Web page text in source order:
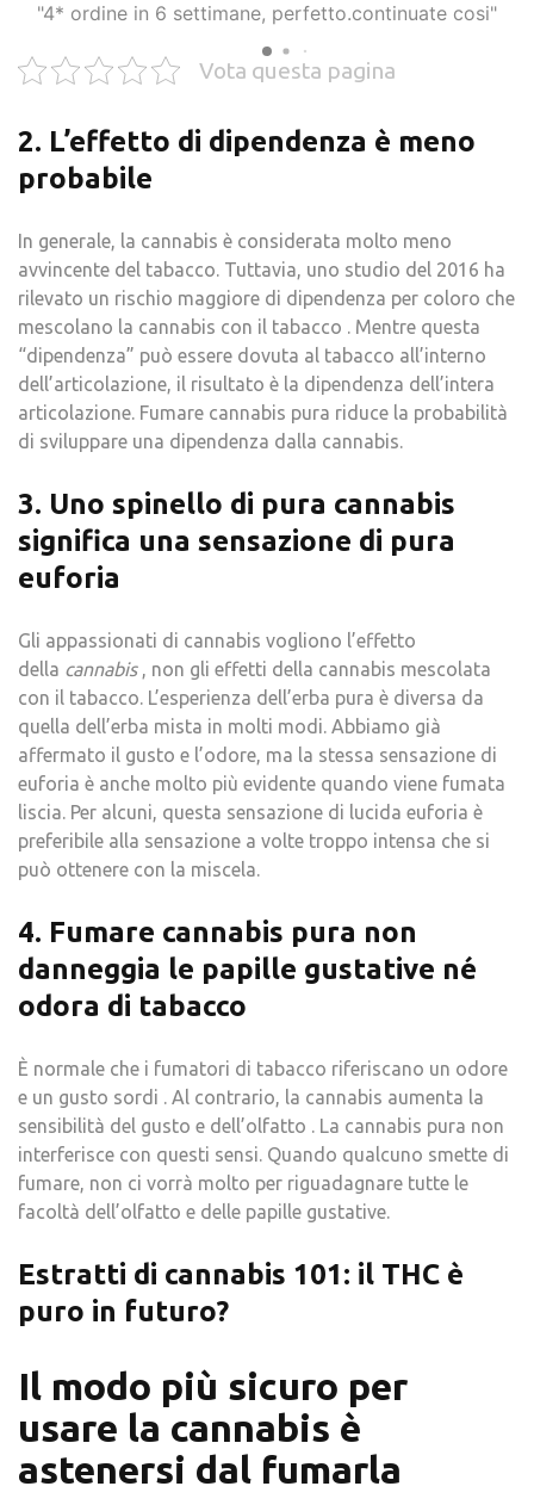
4* ordine in 6 settimane, perfetto.continuate cosi
Vota questa pagina
2. L’effetto di dipendenza è meno
probabile
In generale, la cannabis è considerata molto meno
avvincente del tabacco. Tuttavia, uno studio del 2016 ha
rilevato un rischio maggiore di dipendenza per coloro che
mescolano la cannabis con il tabacco . Mentre questa
“dipendenza” può essere dovuta al tabacco all’interno
dell’articolazione, il risultato è la dipendenza dell’intera
articolazione. Fumare cannabis pura riduce la probabilità
di sviluppare una dipendenza dalla cannabis.
3. Uno spinello di pura cannabis
significa una sensazione di pura
euforia
Gli appassionati di cannabis vogliono l’effetto
della cannabis, non gli effetti della cannabis mescolata
con il tabacco. L’esperienza dell’erba pura è diversa da
quella dell’erba mista in molti modi. Abbiamo già
affermato il gusto e l’odore, ma la stessa sensazione di
euforia è anche molto più evidente quando viene fumata
liscia. Per alcuni, questa sensazione di lucida euforia è
preferibile alla sensazione a volte troppo intensa che si
può ottenere con la miscela.
4. Fumare cannabis pura non
danneggia le papille gustative né
odora di tabacco
È normale che i fumatori di tabacco riferiscano un odore
e un gusto sordi . Al contrario, la cannabis aumenta la
sensibilità del gusto e dell’olfatto . La cannabis pura non
interferisce con questi sensi. Quando qualcuno smette di
fumare, non ci vorrà molto per riguadagnare tutte le
facoltà dell’olfatto e delle papille gustative.
Estratti di cannabis 101: il THC è
puro in futuro?
Il modo più sicuro per
usare la cannabis è
astenersi dal fumarla